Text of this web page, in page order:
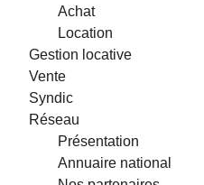
Achat
Location
Gestion locative
Vente
Syndic
Réseau
Présentation
Annuaire national